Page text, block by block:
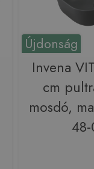
Újdonság
Invena
cm
mosdó,